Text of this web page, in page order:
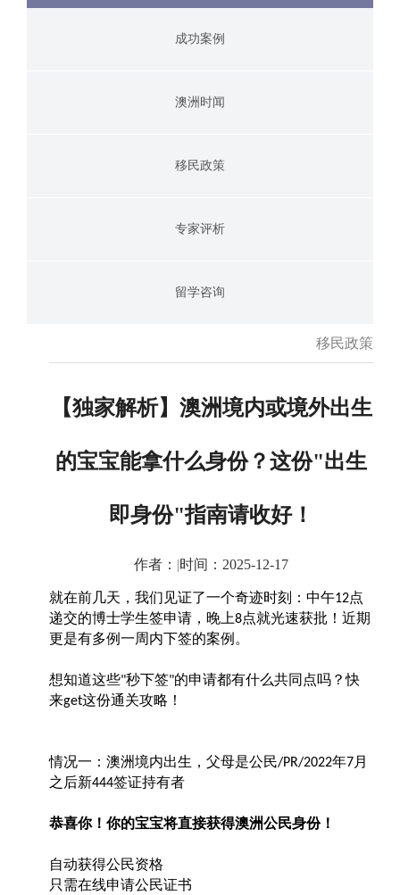
成功案例
澳洲时闻
移民政策
专家评析
留学咨询
移民政策
【独家解析】澳洲境内或境外出生
的宝宝能拿什么身份？这份"出生
即身份"指南请收好！
作者： |时间：2025-12-17
就在前几天，我们见证了一个奇迹时刻：中午12点
递交的博士学生签申请，晚上8点就光速获批！近期
更是有多例一周内下签的案例。
想知道这些"秒下签"的申请都有什么共同点吗？快
来get这份通关攻略！
情况一：澳洲境内出生，父母是公民/PR/2022年7月
之后新444签证持有者
恭喜你！你的宝宝将直接获得澳洲公民身份！
自动获得公民资格
只需在线申请公民证书